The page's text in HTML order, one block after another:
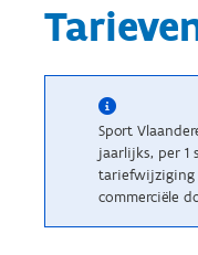
Sport
jaarlijks, per 1
tariefwijziging
commerciële